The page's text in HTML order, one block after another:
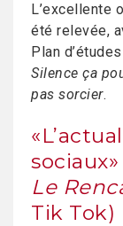
L’excellente
été relevée,
Plan
Silence ça
pas sorcier.
sociaux»
Le
Tik Tok)